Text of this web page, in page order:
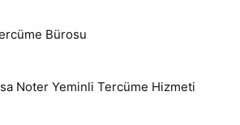
Noter Yeminli Tercüme Hizmeti